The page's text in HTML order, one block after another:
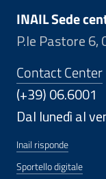
INAIL Sede
P.le Pastore 6,
Contact Center
(+39) 06.6001
Dal lunedì al
Inail risponde
Sportello digitale